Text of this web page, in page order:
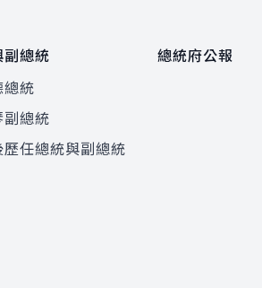
總統
統
總統
任總統與副總統
總統府公報